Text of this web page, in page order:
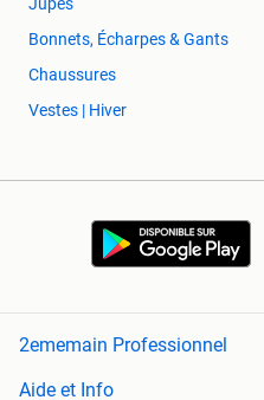
Bonnets, Écharpes & Gants
Chaussures
Vestes | Hiver
2ememain Professionnel
Aide et Info